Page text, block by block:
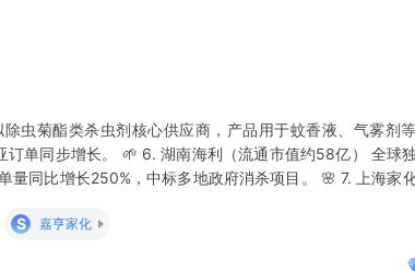
除虫菊酯类杀虫剂核心供应商，产品用于蚊香液、气雾剂
单同步增长。 🌱 6. 湖南海利（流通市值约58亿） 全球
量同比增长250%，中标多地政府消杀项目。 🌸 7. 上海家
S 嘉亨家化